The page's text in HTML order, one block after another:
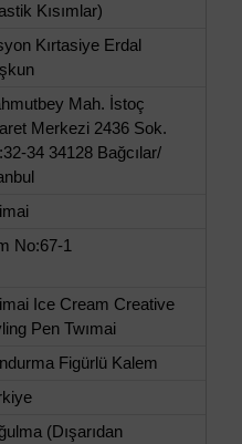
Kısımlar)
Kırtasiye Erdal
Mah. İstoç
Merkezi 2436 Sok.
34 34128 Bağcılar/
No:67-1
Ice Cream Creative
Pen Twımai
Figürlü Kalem
(Dışarıdan